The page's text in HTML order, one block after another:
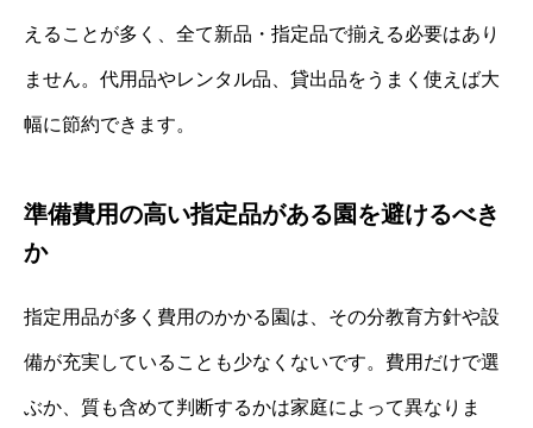
えることが多く、全て新品・指定品で揃える必要はあり
ません。代用品やレンタル品、貸出品をうまく使えば大
幅に節約できます。
準備費用の高い指定品がある園を避けるべき
か
指定用品が多く費用のかかる園は、その分教育方針や設
備が充実していることも少なくないです。費用だけで選
ぶか、質も含めて判断するかは家庭によって異なりま